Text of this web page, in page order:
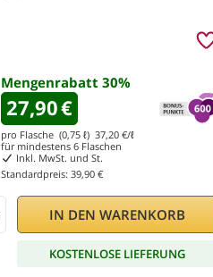
Mengenrabatt 30%
27,90€
pro Flasche (0,75 ℓ) 37,20 €/ℓ
für mindestens 6 Flaschen
Inkl. MwSt. und St.
Standardpreis: 39,90 €
IN DEN WARENKORB
KOSTENLOSE LIEFERUNG